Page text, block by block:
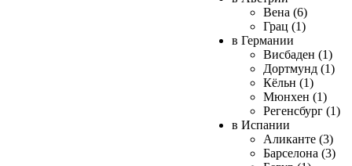
Вена (6)
Грац (1)
в Германии
Висбаден (1)
Дортмунд (1)
Кёльн (1)
Мюнхен (1)
Регенсбург (1)
в Испании
Аликанте (3)
Барселона (3)